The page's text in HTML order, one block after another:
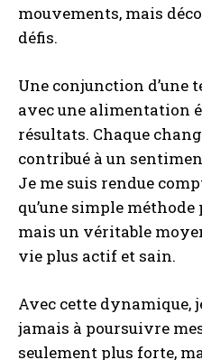
mouvements, mais
défis.
Une conjunction d’une
avec une alimentation
résultats. Chaque
contribué à un
Je me suis rendue
qu’une simple
mais un véritable
vie plus actif et sain.
Avec cette dynamique,
jamais à poursuivre
seulement plus forte,